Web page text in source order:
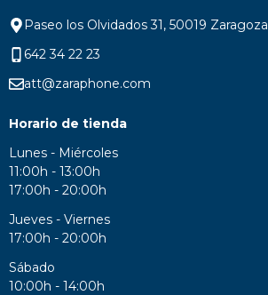
Paseo los Olvidados 31, 50019 Zaragoza
642 34 22 23
att@zaraphone.com
Horario de tienda
Lunes - Miércoles
11:00h - 13:00h
17:00h - 20:00h
Jueves - Viernes
17:00h - 20:00h
Sábado
10:00h - 14:00h